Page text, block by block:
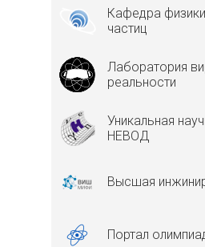
Кафедра
частиц
Лаборатория
реальности
Уникальная
НЕВОД
Высшая
Портал